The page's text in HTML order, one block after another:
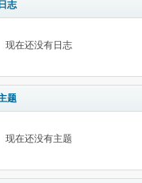
日志
现在还没有日志
题
现在还没有主题